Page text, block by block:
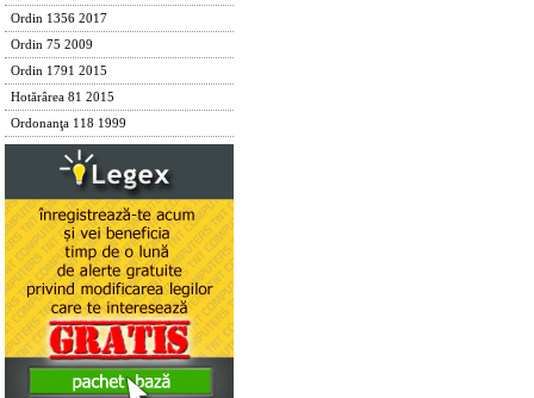
Ordin 1356 2017
Ordin 75 2009
Ordin 1791 2015
Hotărârea 81 2015
Ordonanţa 118 1999